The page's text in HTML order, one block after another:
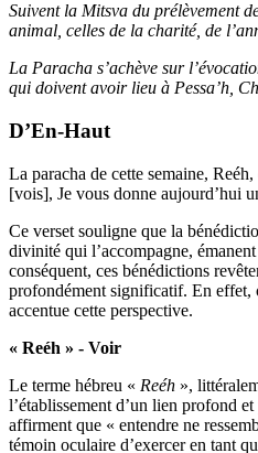
Suivent la Mitsva du prélèvement
animal, celles de la charité, de
La Paracha s’achève sur
qui doivent avoir lieu à Pessa’h,
D’En-Haut
La paracha de cette semaine,
[vois], Je vous donne aujourd’hui
Ce verset souligne que la
divinité qui l’accompagne,
conséquent, ces bénédictions
profondément significatif. En effet,
accentue cette perspective.
« Reéh » - Voir
Le terme hébreu « Reéh »,
l’établissement d’un lien profond
affirment que « entendre ne
témoin oculaire d’exercer en tant